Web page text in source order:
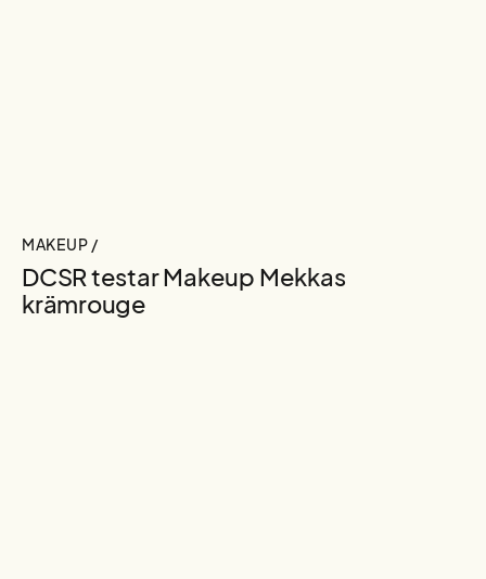
MAKEUP /
DCSR testar Makeup Mekkas
krämrouge